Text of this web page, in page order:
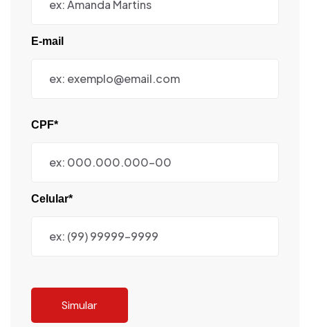
E-mail
CPF*
Celular*
Simular